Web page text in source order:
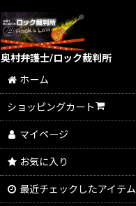
奥村弁護士/ロック裁判所
ホーム
ショッピングカート
マイページ
お気に入り
最近チェックしたアイテム